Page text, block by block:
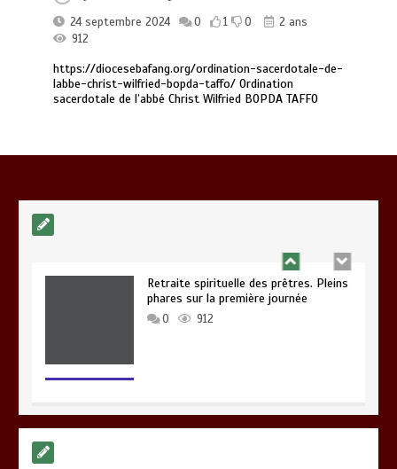
24 septembre 2024
0 1 0
2 ans
912
https://diocesebafang.org/ordination-sacerdotale-de-
labbe-christ-wilfried-bopda-taffo/ Ordination
sacerdotale de l’abbé Christ Wilfried BOPDA TAFFO
NGASSA
Retraite spirituelle des prêtres. Pleins
phares sur la première journée
0 912